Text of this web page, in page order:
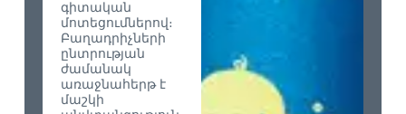
գիտական
մոտեցումներով։
Բաղադրիչների
ընտրության
ժամանակ
առաջնահերթ է
մաշկի